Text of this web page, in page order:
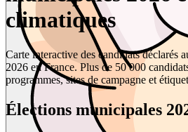
climatiques
Carte interactive des candidats déclarés
2026 en France. Plus de 50 000
programmes, sites de campagne et
Élections municipales